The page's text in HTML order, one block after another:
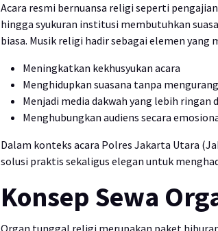
Acara resmi bernuansa religi seperti
hingga syukuran institusi membutuhkan
biasa. Musik religi hadir sebagai elemen yang
Meningkatkan kekhusyukan acara
Menghidupkan suasana tanpa
Menjadi media dakwah yang lebih ringan
Menghubungkan audiens secara
Dalam konteks acara Polres Jakarta Utara
solusi praktis sekaligus elegan untuk
Konsep Sewa